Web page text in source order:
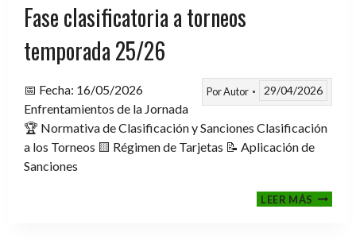
Fase clasificatoria a torneos
temporada 25/26
PorAutor 29/04/2026
📅 Fecha: 16/05/2026
Enfrentamientos de la Jornada
🏆 Normativa de Clasificación y Sanciones Clasificación
a los Torneos 🟨 Régimen de Tarjetas 📝 Aplicación de
Sanciones
LEER MÁSFASE